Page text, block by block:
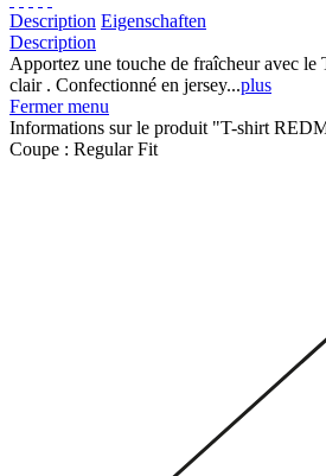
Description Eigenschaften
Description
Apportez une touche de fraîcheur avec
clair . Confectionné en jersey...plus
Fermer menu
Informations sur le produit "T-shirt
Coupe : Regular Fit